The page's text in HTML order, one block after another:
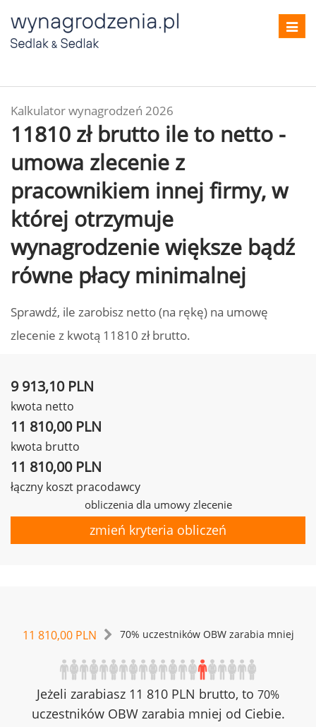
Kalkulator wynagrodzeń 2026
11810 zł brutto ile to netto -
umowa zlecenie z
pracownikiem innej firmy, w
której otrzymuje
wynagrodzenie większe bądź
równe płacy minimalnej
Sprawdź, ile zarobisz netto (na rękę) na umowę
zlecenie z kwotą 11810 zł brutto.
9 913,10 PLN
kwota netto
11 810,00 PLN
kwota brutto
11 810,00 PLN
łączny koszt pracodawcy
obliczenia dla umowy zlecenie
zmień kryteria obliczeń
11 810,00 PLN 70% uczestników OBW zarabia mniej
Jeżeli zarabiasz 11 810 PLN brutto, to 70%
uczestników OBW zarabia mniej od Ciebie.